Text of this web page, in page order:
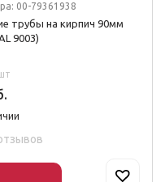
00-79361938
трубы на кирпич 90мм
9003)